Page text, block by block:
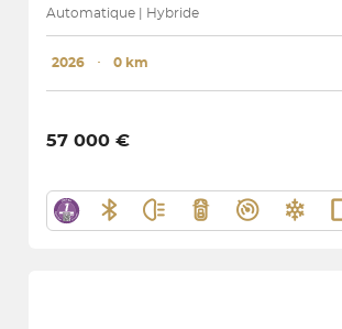
Automatique | Hybride
2026 ･ 0 km
57 000 €